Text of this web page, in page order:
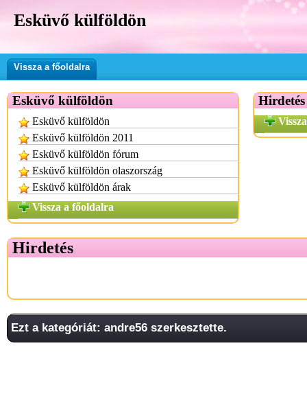
Esküvő külföldön
Vissza a főoldalra
Esküvő külföldön
Esküvő külföldön
Esküvő külföldön 2011
Esküvő külföldön fórum
Esküvő külföldön olaszország
Esküvő külföldön árak
Vissza a főoldalra
Hirdetés
Hirdetés
Ezt a kategóriát: andre56 szerkesztette.